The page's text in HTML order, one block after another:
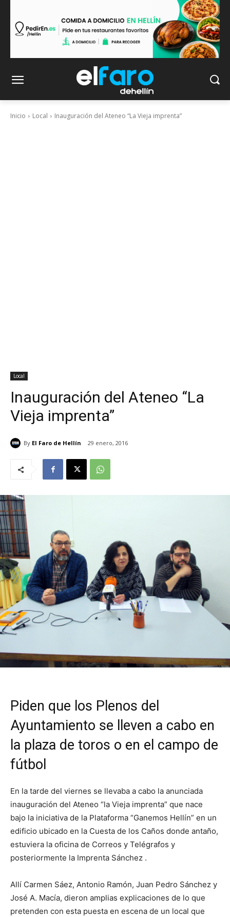
Inicio Local Inauguración del Ateneo “La Vieja imprenta”
Local
Inauguración del Ateneo “La
Vieja imprenta”
By El Faro de Hellín 29 enero, 2016
Piden que los Plenos del
Ayuntamiento se lleven a cabo en
la plaza de toros o en el campo de
fútbol
En la tarde del viernes se llevaba a cabo la anunciada
inauguración del Ateneo “la Vieja imprenta” que nace
bajo la iniciativa de la Plataforma “Ganemos Hellín” en un
edificio ubicado en la Cuesta de los Caños donde antaño,
estuviera la oficina de Correos y Telégrafos y
posteriormente la Imprenta Sánchez .
Allí Carmen Sáez, Antonio Ramón, Juan Pedro Sánchez y
José A. Macía, dieron amplias explicaciones de lo que
pretenden con esta puesta en escena de un local que